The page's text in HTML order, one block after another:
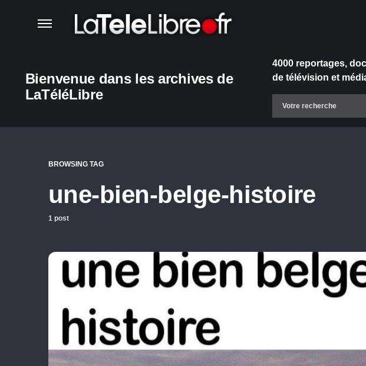
Bienvenue dans les archives de
LaTéléLibre
4000 reportages,
de télévision et
BROWSING TAG
une-bien-belge-histoire
1 post